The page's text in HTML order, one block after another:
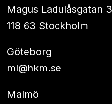
Magus Ladulåsgatan 3
118 63 Stockholm
Göteborg
ml@hkm.se
Malmö